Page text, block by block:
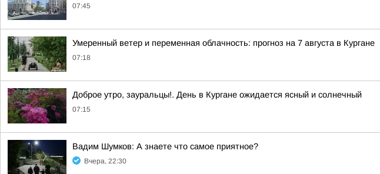
07:45
Умеренный ветер и переменная облачность: прогноз на 7 августа в Кургане
07:18
Доброе утро, зауральцы!. День в Кургане ожидается ясный и солнечный
07:15
Вадим Шумков: А знаете что самое приятное?
Вчера, 22:30